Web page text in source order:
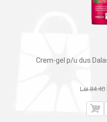
Crem-gel p/u dus
Lei84.40